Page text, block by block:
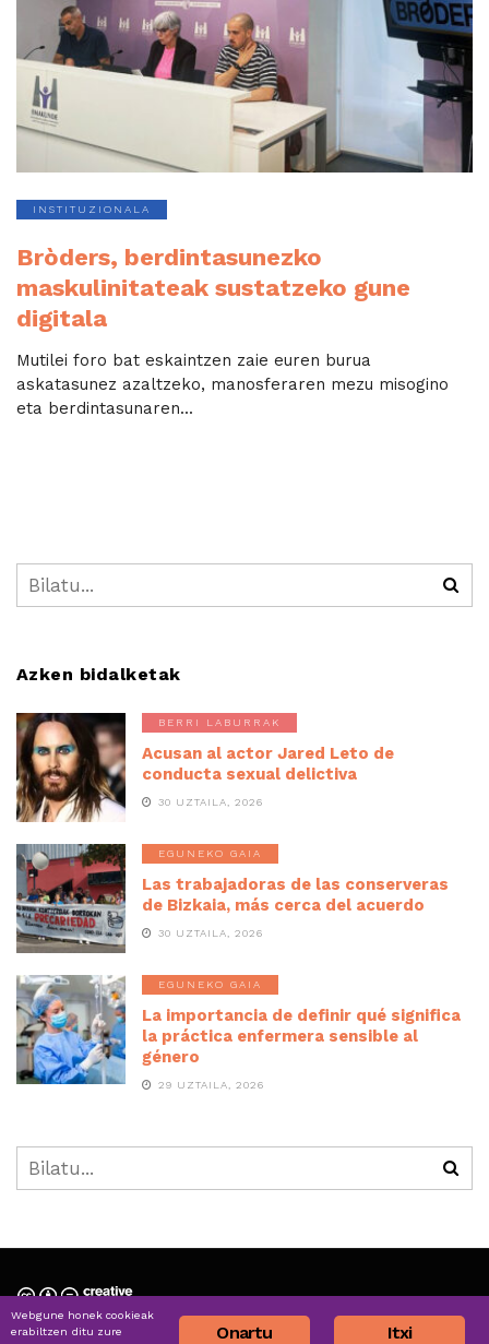
INSTITUZIONALA
Bròders, berdintasunezko
maskulinitateak sustatzeko gune
digitala
Mutilei foro bat eskaintzen zaie euren burua
askatasunez azaltzeko, manosferaren mezu misogino
eta berdintasunaren...
Azken bidalketak
BERRI LABURRAK
Acusan al actor Jared Leto de
conducta sexual delictiva
30 UZTAILA, 2026
EGUNEKO GAIA
Las trabajadoras de las conserveras
de Bizkaia, más cerca del acuerdo
30 UZTAILA, 2026
EGUNEKO GAIA
La importancia de definir qué significa
la práctica enfermera sensible al
género
29 UZTAILA, 2026
Nortzuk gara » Quiénes somos Itxi
Onartu
Webgune honek cookieak
erabiltzen ditu zure